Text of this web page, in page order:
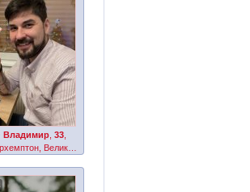
Владимир ,33
Вулверхемптон, Великобритания